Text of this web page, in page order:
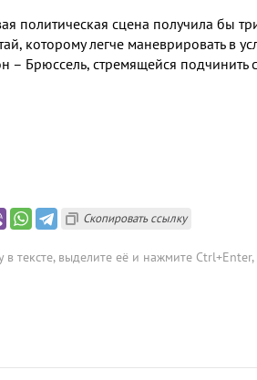
политическая сцена получила бы
которому легче маневрировать в
– Брюссель, стремящейся подчинить
Скопировать ссылку
в тексте, выделите её и нажмите